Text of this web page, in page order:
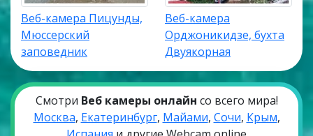
Веб-камера Пицунды,
Мюссерский
заповедник
Веб-камера
Орджоникидзе, бухта
Двуякорная
Смотри Веб камеры онлайн со всего мира!
Москва, Екатеринбург, Майами, Сочи, Крым,